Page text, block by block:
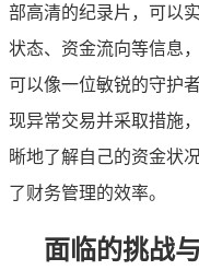
部高清的纪录片，可以
状态、资金流向等信息
可以像一位敏锐的守护
现异常交易并采取措施
晰地了解自己的资金状
了财务管理的效率。
面临的挑战